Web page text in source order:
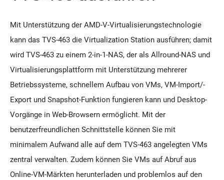
Mit Unterstützung der AMD-V-Virtualisierungstechnologie
kann das TVS-463 die Virtualization Station ausführen; damit
wird TVS-463 zu einem 2-in-1-NAS, der als Allround-NAS und
Virtualisierungsplattform mit Unterstützung mehrerer
Betriebssysteme, schnellem Aufbau von VMs, VM-Import/-
Export und Snapshot-Funktion fungieren kann und Desktop-
Vorgänge in Web-Browsern ermöglicht. Mit der
benutzerfreundlichen Schnittstelle können Sie mit
minimalem Aufwand alle auf dem TVS-463 angelegten VMs
zentral verwalten. Zudem können Sie VMs auf Abruf aus
Online-VM-Märkten herunterladen und problemlos auf den